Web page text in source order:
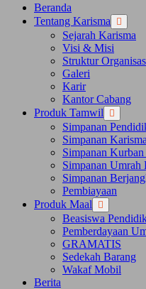
Beranda
Tentang Karisma
Show
Tentang
Karisma
Hide
Tentang
Karisma
Sejarah Karisma
Visi & Misi
Struktur
Galeri
Karir
Kantor Cabang
Produk Tamwil
Show
Produk
Tamwil
submenu
Hide
Produk
Tamwil
submenu
Simpanan
Simpanan
Simpanan
Simpanan
Simpanan
Pembiayaan
Produk Maal
Show
Produk
Maal
submenu
Hide
Produk
Maal
submenu
Beasiswa
Pemberdayaan
GRAMATIS
Sedekah Barang
Wakaf Mobil
Berita